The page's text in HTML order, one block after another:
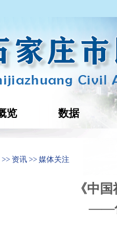
览 数据
资讯 >> 媒体关注
《中
——